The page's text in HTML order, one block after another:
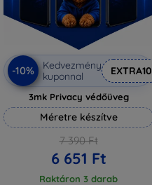
-10%
Kedvezmény
kuponnal
EXTRA10
3mk Privacy védőüveg
Méretre készítve
7 390 Ft
6 651 Ft
Raktáron 3 darab